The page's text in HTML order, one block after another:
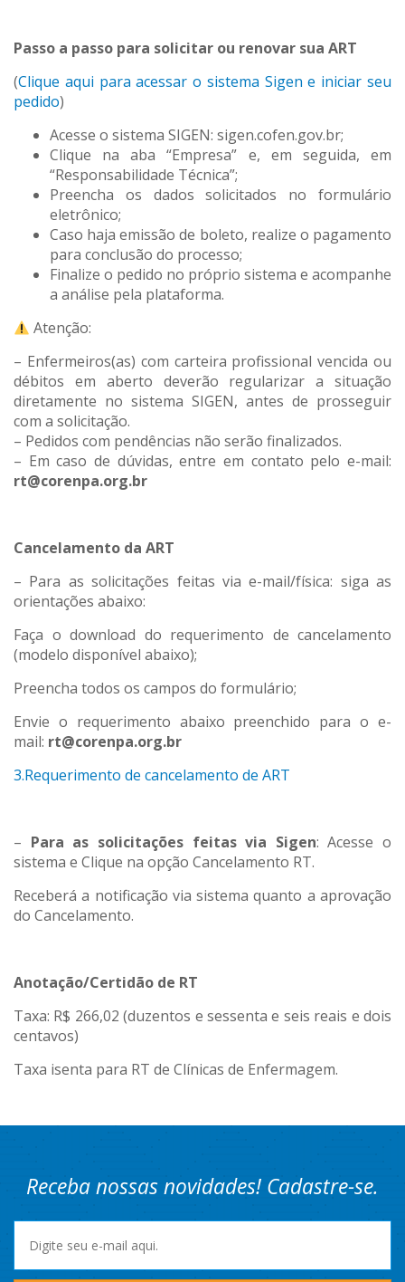
Passo a passo para solicitar ou renovar sua ART
(Clique aqui para acessar o sistema Sigen e iniciar seu
pedido)
Acesse o sistema SIGEN: sigen.cofen.gov.br;
Clique na aba “Empresa” e, em seguida, em
“Responsabilidade Técnica”;
Preencha os dados solicitados no formulário
eletrônico;
Caso haja emissão de boleto, realize o pagamento
para conclusão do processo;
Finalize o pedido no próprio sistema e acompanhe
a análise pela plataforma.
Atenção:
– Enfermeiros(as) com carteira profissional vencida ou
débitos em aberto deverão regularizar a situação
diretamente no sistema SIGEN, antes de prosseguir
com a solicitação.
– Pedidos com pendências não serão finalizados.
– Em caso de dúvidas, entre em contato pelo e-mail:
rt@corenpa.org.br
Cancelamento da ART
– Para as solicitações feitas via e-mail/física: siga as
orientações abaixo:
Faça o download do requerimento de cancelamento
(modelo disponível abaixo);
Preencha todos os campos do formulário;
Envie o requerimento abaixo preenchido para o e-
mail: rt@corenpa.org.br
3.Requerimento de cancelamento de ART
– Para as solicitações feitas via Sigen: Acesse o
sistema e Clique na opção Cancelamento RT.
Receberá a notificação via sistema quanto a aprovação
do Cancelamento.
Anotação/Certidão de RT
Taxa: R$ 266,02 (duzentos e sessenta e seis reais e dois
centavos)
Taxa isenta para RT de Clínicas de Enfermagem.
Receba nossas novidades! Cadastre-se.